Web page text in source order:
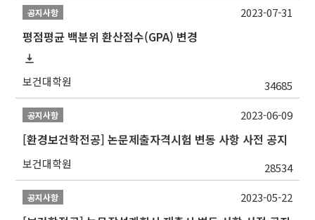
공지사항
평점평균 백분위 환산점수(GPA) 변경
보건대학원 34685
2023-07-31
공지사항
[환경보건학전공] 논문제출자격시험 변동 사항 사전 공지
보건대학원 28534
2023-06-09
공지사항 2023-05-22